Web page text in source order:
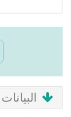
البيانات